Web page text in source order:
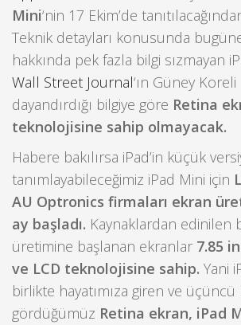
Mini‘nin 17 Ekim’de
Teknik detayları konusunda
hakkında pek fazla bilgi sızmayan
Wall Street Journal‘ın Güney
dayandırdığı bilgiye göre Retina
teknolojisine sahip olmayacak.
Habere bakılırsa iPad’in küçük
tanımlayabileceğimiz iPad Mini için
AU Optronics firmaları ekran
ay başladı. Kaynaklardan edinilen
üretimine başlanan ekranlar 7.85
ve LCD teknolojisine sahip. Yani
birlikte hayatımıza giren ve üçüncü
gördüğümüz Retina ekran, iPad